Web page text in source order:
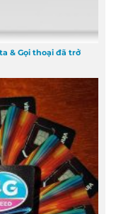
& Gọi thoại đã trở